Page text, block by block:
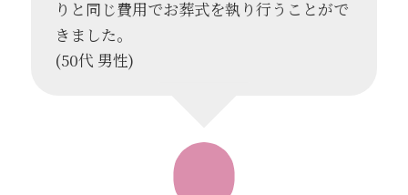
りと同じ費用でお葬式を執り行うことがで
きました。
(50代 男性)